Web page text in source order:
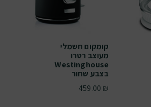
קומקום חשמלי
מעוצב רטרו
Westinghouse
בצבע שחור
459.00 ₪